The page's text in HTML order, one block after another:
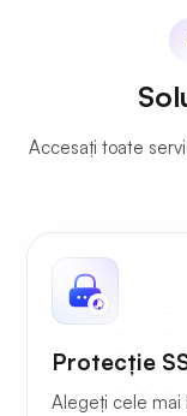
Accesați toate
Protecție
Alegeți cele mai